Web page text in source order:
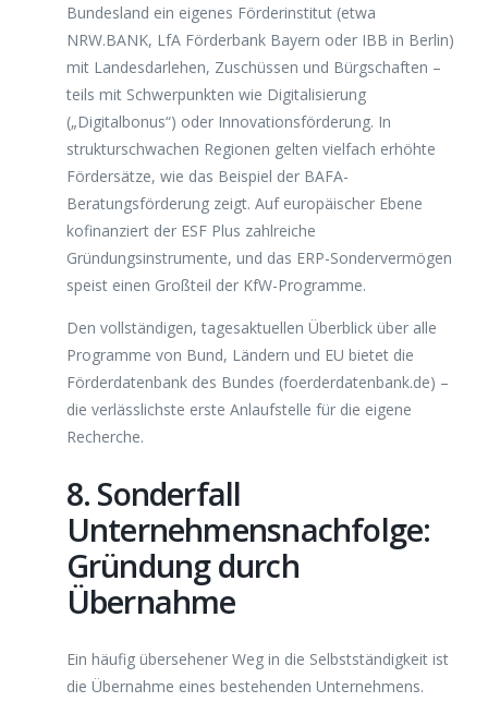
Bundesland ein eigenes Förderinstitut (etwa
NRW.BANK, LfA Förderbank Bayern oder IBB in Berlin)
mit Landesdarlehen, Zuschüssen und Bürgschaften –
teils mit Schwerpunkten wie Digitalisierung
(„Digitalbonus“) oder Innovationsförderung. In
strukturschwachen Regionen gelten vielfach erhöhte
Fördersätze, wie das Beispiel der BAFA-
Beratungsförderung zeigt. Auf europäischer Ebene
kofinanziert der ESF Plus zahlreiche
Gründungsinstrumente, und das ERP-Sondervermögen
speist einen Großteil der KfW-Programme.
Den vollständigen, tagesaktuellen Überblick über alle
Programme von Bund, Ländern und EU bietet die
Förderdatenbank des Bundes (foerderdatenbank.de) –
die verlässlichste erste Anlaufstelle für die eigene
Recherche.
8. Sonderfall
Unternehmensnachfolge:
Gründung durch
Übernahme
Ein häufig übersehener Weg in die Selbstständigkeit ist
die Übernahme eines bestehenden Unternehmens.